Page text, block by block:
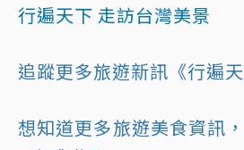
行遍天下 走訪台灣美景
追蹤更多旅遊新訊《行遍天
想知道更多旅遊美食資訊